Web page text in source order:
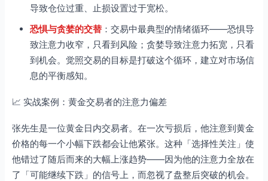
导致仓位过重、止损设置过于宽松。
恐惧与贪婪的交替 ：交易中最典型的情绪循环——恐惧导
致注意力收窄，只看到风险；贪婪导致注意力拓宽，只看
到机会。觉照交易的目标是打破这个循环，建立对市场信
息的平衡感知。
📈 实战案例：黄金交易者的注意力偏差
张先生是一位黄金日内交易者。在一次亏损后，他注意到黄金
价格的每一个小幅下跌都会让他紧张。这种「选择性关注」使
他错过了随后而来的大幅上涨趋势——因为他的注意力全放在
了「可能继续下跌」的信号上，而忽视了盘整后突破的机会。